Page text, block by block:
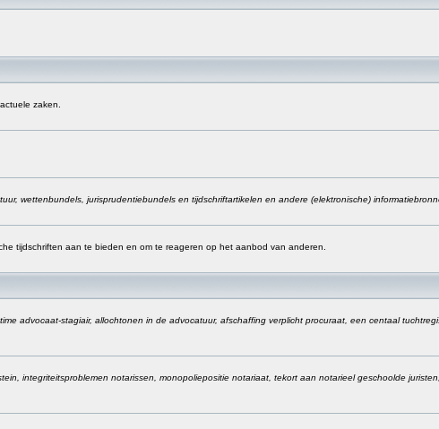
zaken.
wettenbundels, jurisprudentiebundels en tijdschriftartikelen en andere (elektronische)
tijdschriften aan te bieden en om te reageren op het aanbod van anderen.
advocaat-stagiair, allochtonen in de advocatuur, afschaffing verplicht procuraat, een centaal
integriteitsproblemen notarissen, monopoliepositie notariaat, tekort aan notarieel geschoolde